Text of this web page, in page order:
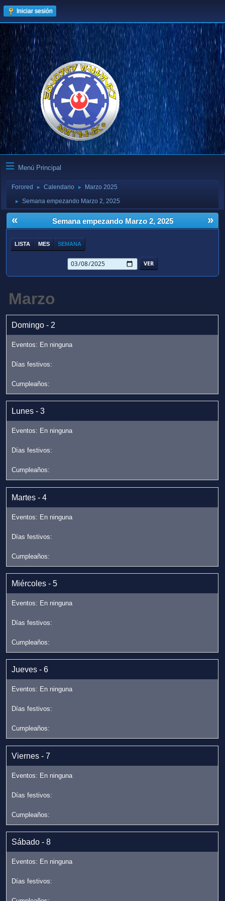
Iniciar sesión
Menú Principal
Forored ► Calendario ► Marzo 2025
► Semana empezando Marzo 2, 2025
« »
Semana empezando Marzo 2, 2025
LISTA MES SEMANA
Marzo
Domingo - 2
Lunes - 3
Martes - 4
Miércoles - 5
Jueves - 6
Viernes - 7
Sábado - 8